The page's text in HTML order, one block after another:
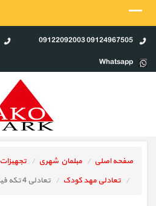
09124967505 09122092003
Whatsapp
صفحه اصلی مبلمان شهری
تعادلی مهد کودک
تعادلی 4 تکه فیل